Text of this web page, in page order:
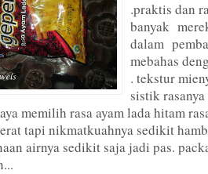
.praktis dan
banyak
dalam
mebahas
. tekstur
sistik
memilih rasa ayam lada hitam
tapi nikmatkuahnya sedikit
airnya sedikit saja jadi pas.